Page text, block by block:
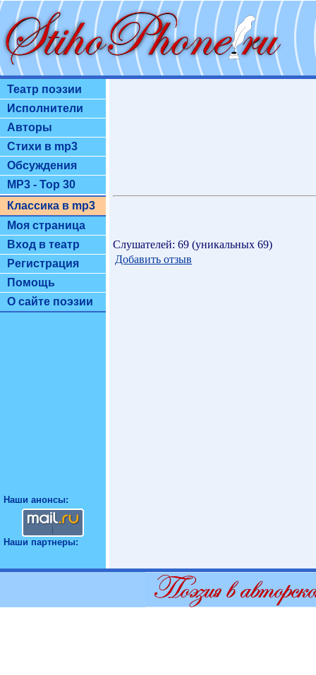
Театр поэзии
Исполнители
Авторы
Стихи в mp3
Обсуждения
MP3 - Top 30
Классика в mp3
Моя страница
Вход в театр
Регистрация
Помощь
О сайте поэзии
Наши анонсы:
Наши партнеры:
Слушателей: 69 (уникальных 69)
Добавить отзыв